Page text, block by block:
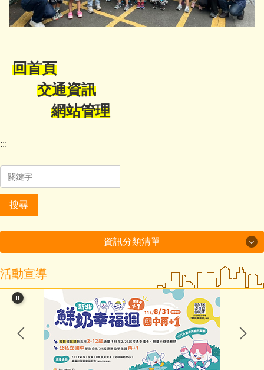
回首頁
交通資訊
網站管理
:::
搜尋
資訊分類清單
115年度磐石國小組-十分國小-方案全文
閱讀教育專區
新北市課程計畫資源網
114學年度第2學期課程計畫備查通過備查
活動宣導